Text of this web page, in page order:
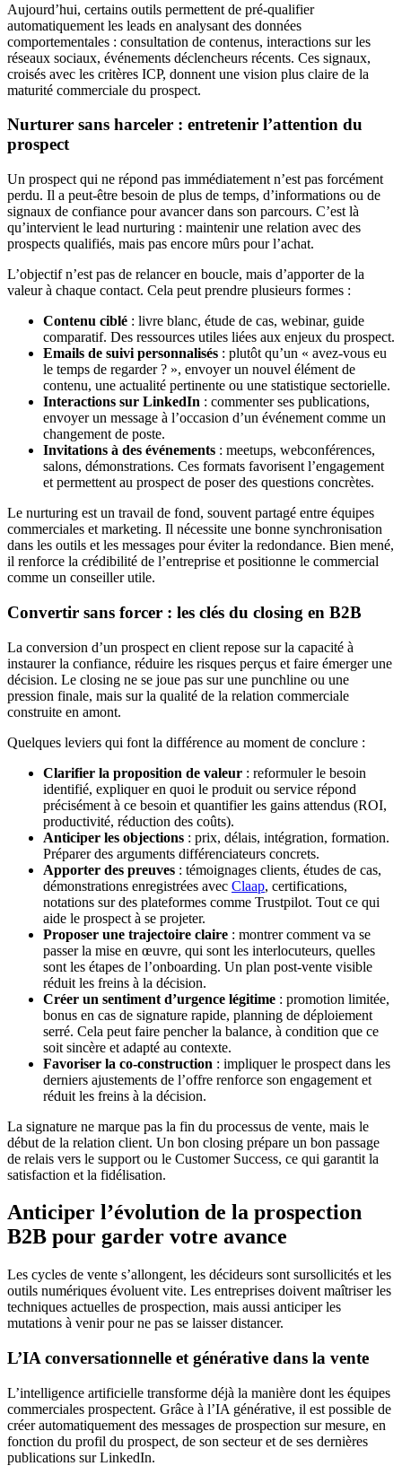
Aujourd’hui, certains outils permettent de pré-qualifier
automatiquement les leads en analysant des données
comportementales : consultation de contenus, interactions sur les
réseaux sociaux, événements déclencheurs récents. Ces signaux,
croisés avec les critères ICP, donnent une vision plus claire de la
maturité commerciale du prospect.
Nurturer sans harceler : entretenir l’attention du
prospect
Un prospect qui ne répond pas immédiatement n’est pas forcément
perdu. Il a peut-être besoin de plus de temps, d’informations ou de
signaux de confiance pour avancer dans son parcours. C’est là
qu’intervient le lead nurturing : maintenir une relation avec des
prospects qualifiés, mais pas encore mûrs pour l’achat.
L’objectif n’est pas de relancer en boucle, mais d’apporter de la
valeur à chaque contact. Cela peut prendre plusieurs formes :
Contenu ciblé : livre blanc, étude de cas, webinar, guide
comparatif. Des ressources utiles liées aux enjeux du prospect.
Emails de suivi personnalisés : plutôt qu’un « avez-vous eu
le temps de regarder ? », envoyer un nouvel élément de
contenu, une actualité pertinente ou une statistique sectorielle.
Interactions sur LinkedIn : commenter ses publications,
envoyer un message à l’occasion d’un événement comme un
changement de poste.
Invitations à des événements : meetups, webconférences,
salons, démonstrations. Ces formats favorisent l’engagement
et permettent au prospect de poser des questions concrètes.
Le nurturing est un travail de fond, souvent partagé entre équipes
commerciales et marketing. Il nécessite une bonne synchronisation
dans les outils et les messages pour éviter la redondance. Bien mené,
il renforce la crédibilité de l’entreprise et positionne le commercial
comme un conseiller utile.
Convertir sans forcer : les clés du closing en B2B
La conversion d’un prospect en client repose sur la capacité à
instaurer la confiance, réduire les risques perçus et faire émerger une
décision. Le closing ne se joue pas sur une punchline ou une
pression finale, mais sur la qualité de la relation commerciale
construite en amont.
Quelques leviers qui font la différence au moment de conclure :
Clarifier la proposition de valeur : reformuler le besoin
identifié, expliquer en quoi le produit ou service répond
précisément à ce besoin et quantifier les gains attendus (ROI,
productivité, réduction des coûts).
Anticiper les objections : prix, délais, intégration, formation.
Préparer des arguments différenciateurs concrets.
Apporter des preuves : témoignages clients, études de cas,
démonstrations enregistrées avec Claap, certifications,
notations sur des plateformes comme Trustpilot. Tout ce qui
aide le prospect à se projeter.
Proposer une trajectoire claire : montrer comment va se
passer la mise en œuvre, qui sont les interlocuteurs, quelles
sont les étapes de l’onboarding. Un plan post-vente visible
réduit les freins à la décision.
Créer un sentiment d’urgence légitime : promotion limitée,
bonus en cas de signature rapide, planning de déploiement
serré. Cela peut faire pencher la balance, à condition que ce
soit sincère et adapté au contexte.
Favoriser la co-construction : impliquer le prospect dans les
derniers ajustements de l’offre renforce son engagement et
réduit les freins à la décision.
La signature ne marque pas la fin du processus de vente, mais le
début de la relation client. Un bon closing prépare un bon passage
de relais vers le support ou le Customer Success, ce qui garantit la
satisfaction et la fidélisation.
Anticiper l’évolution de la prospection
B2B pour garder votre avance
Les cycles de vente s’allongent, les décideurs sont sursollicités et les
outils numériques évoluent vite. Les entreprises doivent maîtriser les
techniques actuelles de prospection, mais aussi anticiper les
mutations à venir pour ne pas se laisser distancer.
L’IA conversationnelle et générative dans la vente
L’intelligence artificielle transforme déjà la manière dont les équipes
commerciales prospectent. Grâce à l’IA générative, il est possible de
créer automatiquement des messages de prospection sur mesure, en
fonction du profil du prospect, de son secteur et de ses dernières
publications sur LinkedIn.